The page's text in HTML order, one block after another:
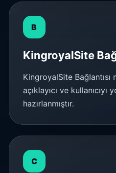
B
KingroyalSite
KingroyalSite Bağlantısı
açıklayıcı ve
hazırlanmıştır.
C